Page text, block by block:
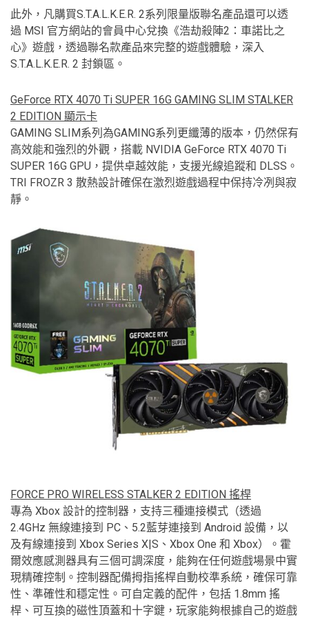
此外，凡購買S.T.A.L.K.E.R. 2系列限量版聯名產品還可以透
過 MSI 官方網站的會員中心兌換《浩劫殺陣2：車諾比之
心》遊戲，透過聯名款產品來完整的遊戲體驗，深入
S.T.A.L.K.E.R. 2 封鎖區。
GeForce RTX 4070 Ti SUPER 16G GAMING SLIM STALKER
2 EDITION 顯示卡
GAMING SLIM系列為GAMING系列更纖薄的版本，仍然保有
高效能和強烈的外觀，搭載 NVIDIA GeForce RTX 4070 Ti
SUPER 16G GPU，提供卓越效能，支援光線追蹤和 DLSS。
TRI FROZR 3 散熱設計確保在激烈遊戲過程中保持冷冽與寂
靜。
FORCE PRO WIRELESS STALKER 2 EDITION 搖桿
專為 Xbox 設計的控制器，支持三種連接模式（透過
2.4GHz 無線連接到 PC、5.2藍芽連接到 Android 設備，以
及有線連接到 Xbox Series X|S、Xbox One 和 Xbox）。霍
爾效應感測器具有三個可調深度，能夠在任何遊戲場景中實
現精確控制。控制器配備拇指搖桿自動校準系統，確保可靠
性、準確性和穩定性。可自定義的配件，包括 1.8mm 搖
桿、可互換的磁性頂蓋和十字鍵，玩家能夠根據自己的遊戲